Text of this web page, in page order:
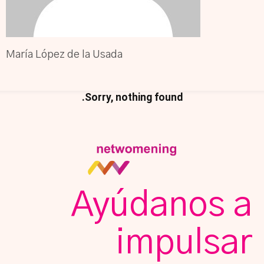
María López de la Usada
Sorry, nothing found.
Ayúdanos a
impulsar